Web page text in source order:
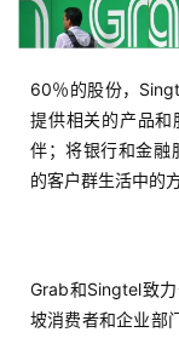
60％的股份，
提供相关的产品
伴；将银行和金融
的客户群生活中的
Grab和Singtel致
坡消费者和企业部